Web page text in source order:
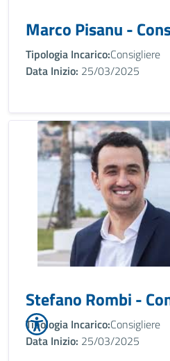
Marco Pisanu -
Tipologia Incarico:Consigliere
Data Inizio: 25/03/2025
Stefano Rombi -
Tipologia Incarico:Consigliere
Data Inizio: 25/03/2025